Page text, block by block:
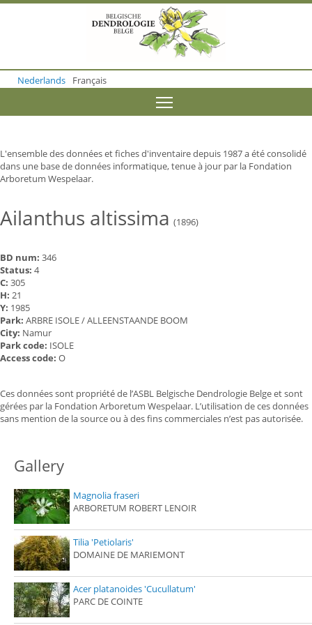
o
m
o
n
t
e
Nederlands Français
L'ensemble des données et fiches d'inventaire depuis 1987 a été consolidé
dans une base de données informatique, tenue à jour par la Fondation
Arboretum Wespelaar.
Ailanthus altissima (1896)
BD num: 346
Status: 4
C: 305
H: 21
Y: 1985
Park: ARBRE ISOLE / ALLEENSTAANDE BOOM
City: Namur
Park code: ISOLE
Access code: O
Ces données sont propriété de l’ASBL Belgische Dendrologie Belge et sont
gérées par la Fondation Arboretum Wespelaar. L’utilisation de ces données
sans mention de la source ou à des fins commerciales n’est pas autorisée.
Gallery
Magnolia fraseri
ARBORETUM ROBERT LENOIR
Tilia 'Petiolaris'
DOMAINE DE MARIEMONT
Acer platanoides 'Cucullatum'
PARC DE COINTE